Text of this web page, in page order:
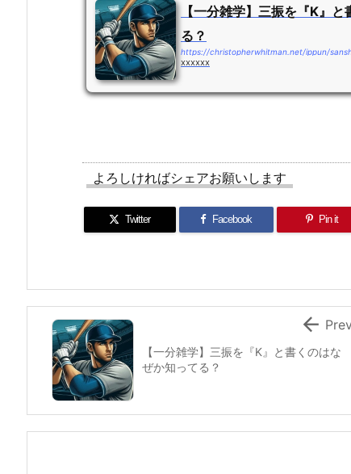
【一分雑学】三振を『K』
る？
https://christopherwhitman.net/ippun/
xxxxxx
よろしければシェアお願いします
Twitter Facebook Pin it
【一分雑学】三振を『K』と書くのはな
ぜか知ってる？
 Prev